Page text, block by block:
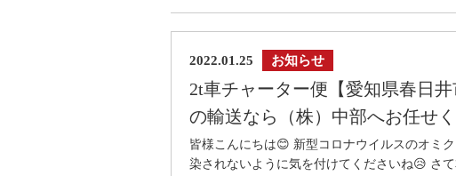
2022.01.25 お知らせ
2t車チャーター便【愛知県春日
の輸送なら（株）中部へお任せく
皆様こんにちは😊 新型コロナウイルスのオミ
染されないように気を付けてくださいね😥 さ